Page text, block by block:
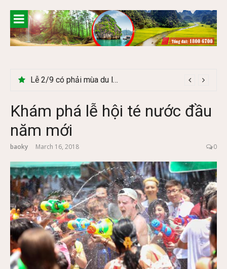
content
Lễ 2/9 có phải mùa du lịch Hà Giang đẹp không?
Khám phá lễ hội té nước đầu
năm mới
baoky March 16, 2018 0